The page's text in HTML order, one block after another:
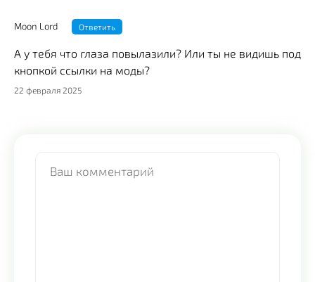
Moon Lord Ответить
А у тебя что глаза повылазили? Или ты не видишь под
кнопкой ссылки на моды?
22 февраля 2025